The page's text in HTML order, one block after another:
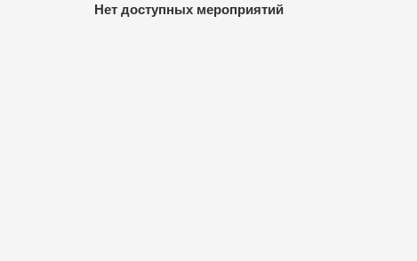
Нет доступных мероприятий